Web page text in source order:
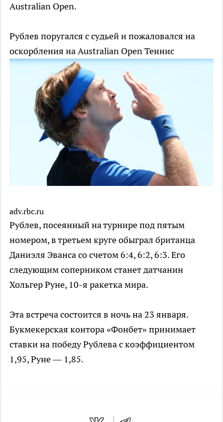
Australian Open.
Рублев поругался с судьей и пожаловался на
оскорбления на Australian OpenТеннис
adv.rbc.ru
Рублев, посеянный на турнире под пятым
номером, в третьем круге обыграл британца
Даниэля Эванса со счетом 6:4, 6:2, 6:3. Его
следующим соперником станет датчанин
Хольгер Руне, 10-я ракетка мира.
Эта встреча состоится в ночь на 23 января.
Букмекерская контора «Фонбет» принимает
ставки на победу Рублева с коэффициентом
1,95, Руне — 1,85.